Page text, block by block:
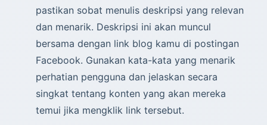
pastikan sobat menulis deskripsi yang relevan
dan menarik. Deskripsi ini akan muncul
bersama dengan link blog kamu di postingan
Facebook. Gunakan kata-kata yang menarik
perhatian pengguna dan jelaskan secara
singkat tentang konten yang akan mereka
temui jika mengklik link tersebut.